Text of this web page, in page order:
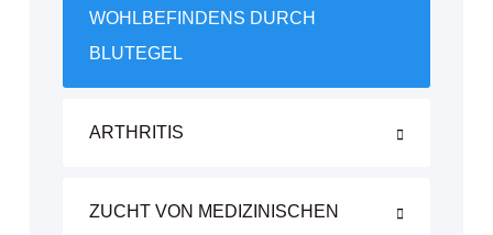
WOHLBEFINDENS DURCH
BLUTEGEL
ARTHRITIS
ZUCHT VON MEDIZINISCHEN